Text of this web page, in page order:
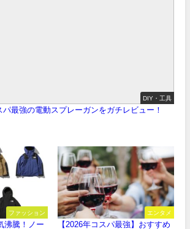
DIY・工具
パ最強の電動スプレーガンをガチレビュー！
ファッション
沸騰！ノー
エンタメ
【2026年コスパ最強】おすすめ